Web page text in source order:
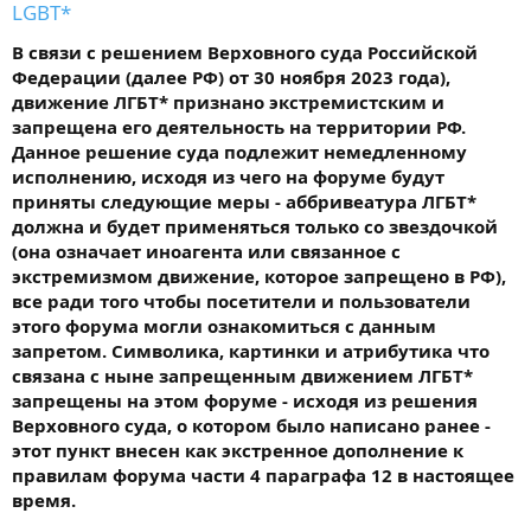
LGBT*
В связи с решением Верховного суда Российской
Федерации (далее РФ) от 30 ноября 2023 года),
движение ЛГБТ* признано экстремистским и
запрещена его деятельность на территории РФ.
Данное решение суда подлежит немедленному
исполнению, исходя из чего на форуме будут
приняты следующие меры - аббривеатура ЛГБТ*
должна и будет применяться только со звездочкой
(она означает иноагента или связанное с
экстремизмом движение, которое запрещено в РФ),
все ради того чтобы посетители и пользователи
этого форума могли ознакомиться с данным
запретом. Символика, картинки и атрибутика что
связана с ныне запрещенным движением ЛГБТ*
запрещены на этом форуме - исходя из решения
Верховного суда, о котором было написано ранее -
этот пункт внесен как экстренное дополнение к
правилам форума части 4 параграфа 12 в настоящее
время.